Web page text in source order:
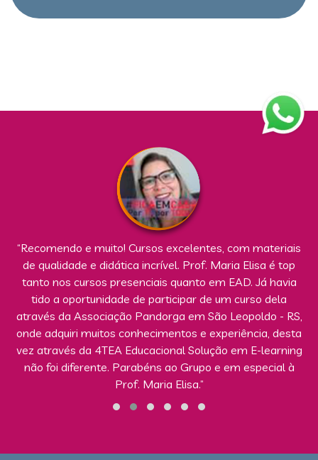
“Recomendo e muito! Cursos excelentes, com materiais
de qualidade e didática incrível. Prof. Maria Elisa é top
tanto nos cursos presenciais quanto em EAD. Já havia
tido a oportunidade de participar de um curso dela
através da Associação Pandorga em São Leopoldo - RS,
onde adquiri muitos conhecimentos e experiência, desta
vez através da 4TEA Educacional Solução em E-learning
não foi diferente. Parabéns ao Grupo e em especial à
Prof. Maria Elisa.”